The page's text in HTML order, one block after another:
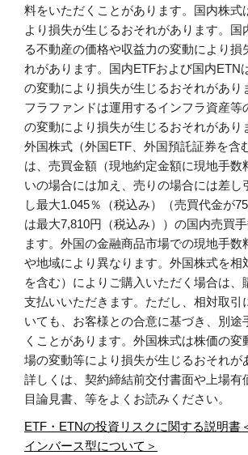
料をいただくことがあります。国内株式
より損失が生じるおそれがあります。国
る不動産の価格や収益力の変動により損
れがあります。国内ETFおよび国内ETN
の変動により損失が生じるおそれがあり
フラファンドは運用するインフラ資産等
の変動により損失が生じるおそれがあり
外国株式（外国ETF、外国預託証券を含
は、売買金額（現地約定金額に現地手数
いの場合には加え、売りの場合には差し
し最大1.045％（税込み）（売買代金が
は最大7,810円（税込み））の国内売買
ます。外国の金融商品市場での現地手数
や地域により異なります。外国株式を相
を含む）によりご購入いただく場合は、
支払いいただきます。ただし、相対取引
いても、お客様との合意に基づき、別途
くことがあります。外国株式は株価の変
場の変動等により損失が生じるおそれが
詳しくは、契約締結前交付書面や上場有
目論見書、等をよくお読みください。
ETF・ETNの投資リスクに関する説明書
インバース型について＞